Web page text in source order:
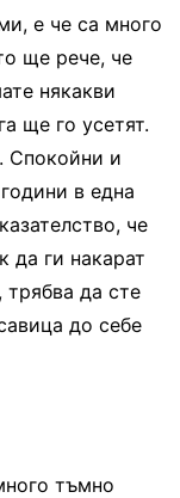
е че са много
ще рече, че
някакви
ще го усетят.
Спокойни и
в една
че
да ги накарат
трябва да сте
до себе
тъмно